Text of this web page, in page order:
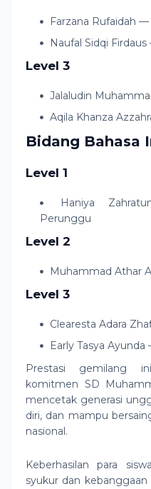
Farzana Rufaidah
Naufal Sidqi
Level 3
Jalaludin
Aqila Khanza
Bidang Bahasa
Level 1
Haniya
Perunggu
Level 2
Muhammad Athar
Level 3
Clearesta Adara
Early Tasya
Prestasi gemilang
komitmen SD
mencetak generasi
diri, dan mampu
nasional.
Keberhasilan para
syukur dan kebanggaan